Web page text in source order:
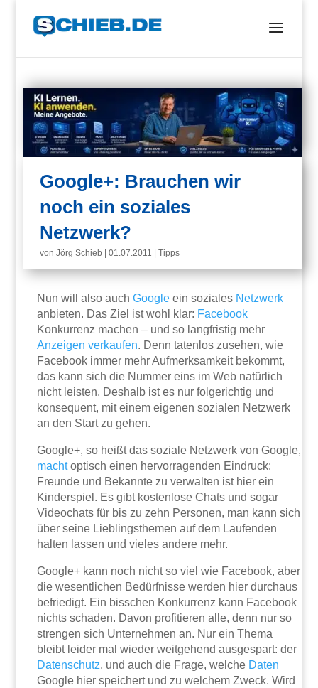
Google+: Brauchen wir
noch ein soziales
Netzwerk?
vonJörg Schieb |01.07.2011 |Tipps
Nun will also auchGoogle ein soziales Netzwerk
anbieten. Das Ziel ist wohl klar: Facebook
Konkurrenz machen – und so langfristig mehr
Anzeigen verkaufen. Denn tatenlos zusehen, wie
Facebook immer mehr Aufmerksamkeit bekommt,
das kann sich die Nummer eins im Web natürlich
nicht leisten. Deshalb ist es nur folgerichtig und
konsequent, mit einem eigenen sozialen Netzwerk
an den Start zu gehen.
Google+, so heißt das soziale Netzwerk von Google,
machtoptisch einen hervorragenden Eindruck:
Freunde und Bekannte zu verwalten ist hier ein
Kinderspiel. Es gibt kostenlose Chats und sogar
Videochats für bis zu zehn Personen, man kann sich
über seine Lieblingsthemen auf dem Laufenden
halten lassen und vieles andere mehr.
Google+ kann noch nicht so viel wie Facebook, aber
die wesentlichen Bedürfnisse werden hier durchaus
befriedigt. Ein bisschen Konkurrenz kann Facebook
nichts schaden. Davon profitieren alle, denn nur so
strengen sich Unternehmen an. Nur ein Thema
bleibt leider mal wieder weitgehend ausgespart: der
Datenschutz, und auch die Frage, welche Daten
Google hier speichert und zu welchem Zweck. Wird